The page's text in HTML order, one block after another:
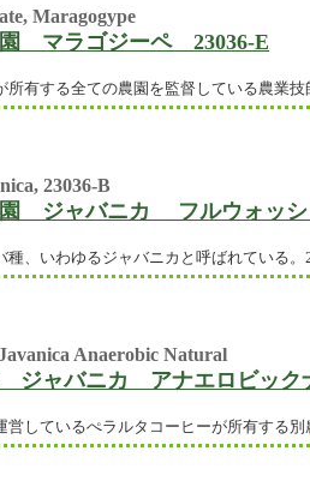
Maragogype
園 マラゴジーペ 23036-E
所有する全ての農園を監督している農業
23036-B
ジャバニカ フルウォッシ
種、いわゆるジャバニカと呼ばれている
Anaerobic Natural
ジャバニカ アナエロビック
営しているぺラルタコーヒーが所有する別